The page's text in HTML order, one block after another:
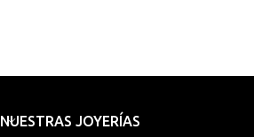
NUESTRAS JOYERÍAS